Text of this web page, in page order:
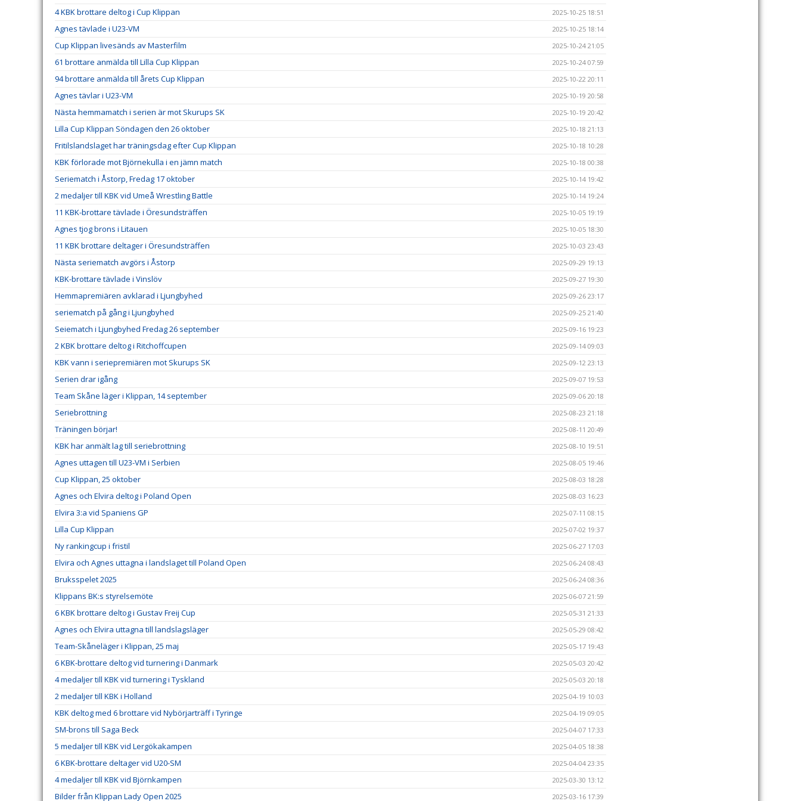
4 KBK brottare deltog i Cup Klippan
2025-10-25 18:51
Agnes tävlade i U23-VM 2025-10-25 18:14
Cup Klippan livesänds av Masterfilm 2025-10-24 21:05
61 brottare anmälda till Lilla Cup Klippan 2025-10-24 07:59
94 brottare anmälda till årets Cup Klippan 2025-10-22 20:11
Agnes tävlar i U23-VM 2025-10-19 20:58
Nästa hemmamatch i serien är mot Skurups SK 2025-10-19 20:42
Lilla Cup Klippan Söndagen den 26 oktober 2025-10-18 21:13
Fritilslandslaget har träningsdag efter Cup Klippan 2025-10-18 10:28
KBK förlorade mot Björnekulla i en jämn match 2025-10-18 00:38
Seriematch i Åstorp, Fredag 17 oktober 2025-10-14 19:42
2 medaljer till KBK vid Umeå Wrestling Battle 2025-10-14 19:24
11 KBK-brottare tävlade i Öresundsträffen 2025-10-05 19:19
Agnes tjog brons i Litauen 2025-10-05 18:30
11 KBK brottare deltager i Öresundsträffen 2025-10-03 23:43
Nästa seriematch avgörs i Åstorp 2025-09-29 19:13
KBK-brottare tävlade i Vinslöv 2025-09-27 19:30
Hemmapremiären avklarad i Ljungbyhed 2025-09-26 23:17
seriematch på gång i Ljungbyhed 2025-09-25 21:40
Seiematch i Ljungbyhed Fredag 26 september 2025-09-16 19:23
2 KBK brottare deltog i Ritchoffcupen 2025-09-14 09:03
KBK vann i seriepremiären mot Skurups SK 2025-09-12 23:13
Serien drar igång 2025-09-07 19:53
Team Skåne läger i Klippan, 14 september 2025-09-06 20:18
Seriebrottning 2025-08-23 21:18
Träningen börjar! 2025-08-11 20:49
KBK har anmält lag till seriebrottning 2025-08-10 19:51
Agnes uttagen till U23-VM i Serbien 2025-08-05 19:46
Cup Klippan, 25 oktober 2025-08-03 18:28
Agnes och Elvira deltog i Poland Open 2025-08-03 16:23
Elvira 3:a vid Spaniens GP 2025-07-11 08:15
Lilla Cup Klippan 2025-07-02 19:37
Ny rankingcup i fristil 2025-06-27 17:03
Elvira och Agnes uttagna i landslaget till Poland Open 2025-06-24 08:43
Bruksspelet 2025 2025-06-24 08:36
Klippans BK:s styrelsemöte 2025-06-07 21:59
6 KBK brottare deltog i Gustav Freij Cup 2025-05-31 21:33
Agnes och Elvira uttagna till landslagsläger 2025-05-29 08:42
Team-Skåneläger i Klippan, 25 maj 2025-05-17 19:43
6 KBK-brottare deltog vid turnering i Danmark 2025-05-03 20:42
4 medaljer till KBK vid turnering i Tyskland 2025-05-03 20:18
2 medaljer till KBK i Holland 2025-04-19 10:03
KBK deltog med 6 brottare vid Nybörjarträff i Tyringe 2025-04-19 09:05
SM-brons till Saga Beck 2025-04-07 17:33
5 medaljer till KBK vid Lergökakampen 2025-04-05 18:38
6 KBK-brottare deltager vid U20-SM 2025-04-04 23:35
4 medaljer till KBK vid Björnkampen 2025-03-30 13:12
Bilder från Klippan Lady Open 2025 2025-03-16 17:39